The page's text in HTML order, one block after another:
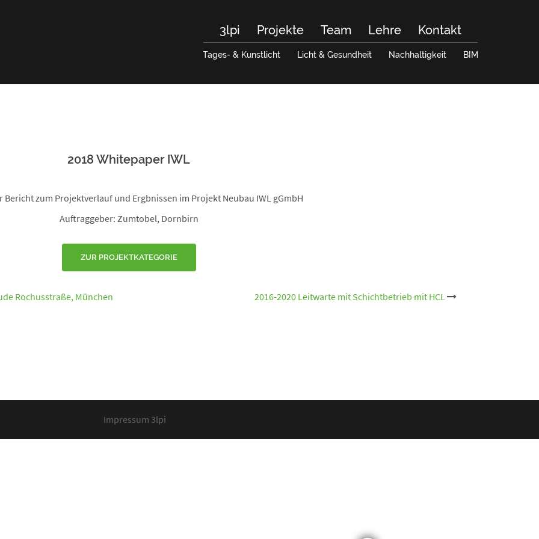
3lpi Projekte Team Lehre Kontakt
Tages- & Kunstlicht Licht & Gesundheit Nachhaltigkeit BIM
2018 Whitepaper IWL
Bericht zum Projektverlauf und Ergbnissen im Projekt Neubau IWL gGmbH
Auftraggeber: Zumtobel, Dornbirn
ZUR PROJEKTKATEGORIE
Rochusstraße, München 2016-2020 Leitwarte mit Schichtbetrieb mit HCL
Impressum 3lpi